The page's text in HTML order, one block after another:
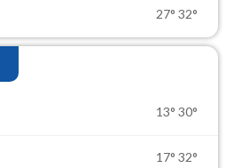
27° 32°
13° 30°
17° 32°